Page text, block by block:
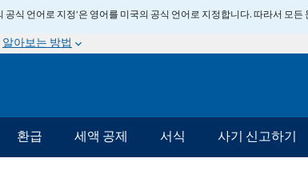
공식 언어로 지정’은 영어를 미국의 공식 언어로 지정합니다. 따라서 모
알아보는 방법
환급 세액 공제 서식 사기 신고하기